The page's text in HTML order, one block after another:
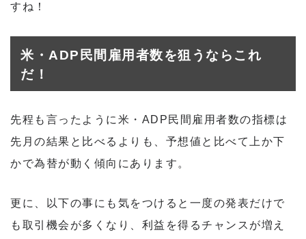
すね！
米・ADP民間雇用者数を狙うならこれ
だ！
先程も言ったように米・ADP民間雇用者数の指標は
先月の結果と比べるよりも、予想値と比べて上か下
かで為替が動く傾向にあります。
更に、以下の事にも気をつけると一度の発表だけで
も取引機会が多くなり、利益を得るチャンスが増え